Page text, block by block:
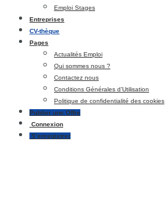
Emploi Stages
Entreprises
CV-thèque
Pages
Actualités Emploi
Qui sommes nous ?
Contactez nous
Conditions Générales d’Utilisation
Politique de confidentialité des cookies
Publier une Offre
Connexion
S’enregistrer